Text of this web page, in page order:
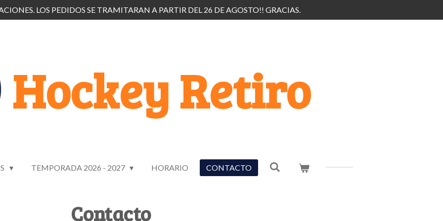
LOS PEDIDOS SE TRAMITARAN A PARTIR DEL 26 DE AGOSTO!! GRACIAS.
Hockey Retiro
TEMPORADA 2026 - 2027 HORARIO CONTACTO
Contacto